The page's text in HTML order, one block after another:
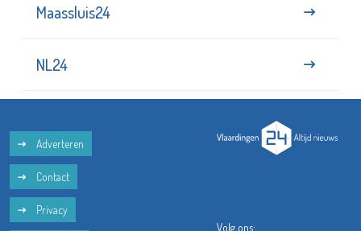
Maassluis24
NL24
Adverteren
Contact
Privacy
Volg ons: